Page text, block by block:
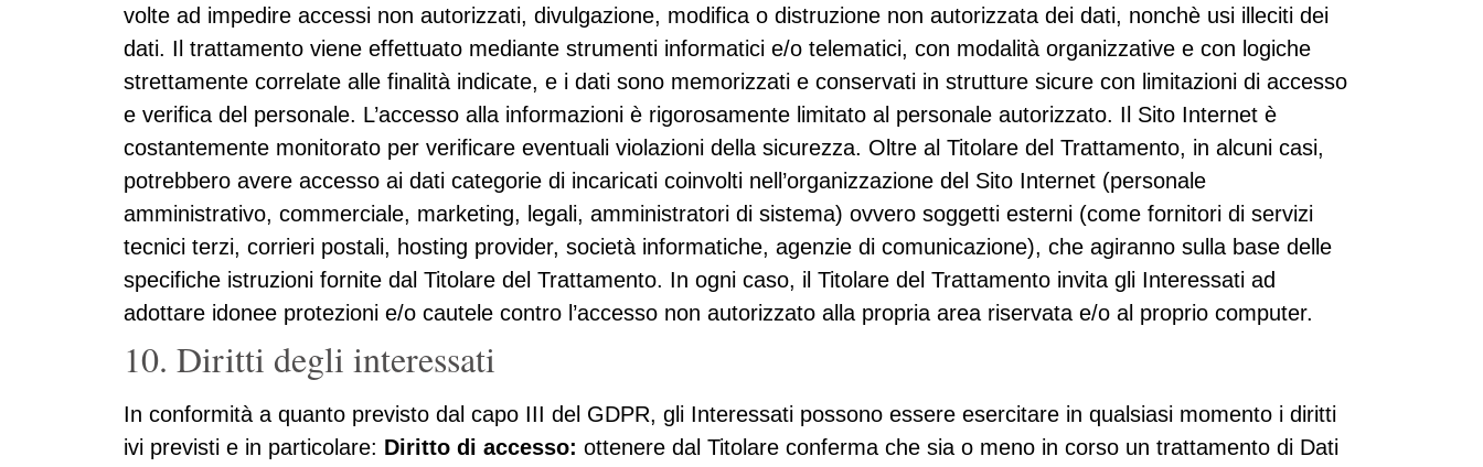
volte ad impedire accessi non autorizzati, divulgazione, modifica o distruzione non autorizzata dei dati, nonchè usi illeciti dei
dati. Il trattamento viene effettuato mediante strumenti informatici e/o telematici, con modalità organizzative e con logiche
strettamente correlate alle finalità indicate, e i dati sono memorizzati e conservati in strutture sicure con limitazioni di accesso
e verifica del personale. L’accesso alla informazioni è rigorosamente limitato al personale autorizzato. Il Sito Internet è
costantemente monitorato per verificare eventuali violazioni della sicurezza. Oltre al Titolare del Trattamento, in alcuni casi,
potrebbero avere accesso ai dati categorie di incaricati coinvolti nell’organizzazione del Sito Internet (personale
amministrativo, commerciale, marketing, legali, amministratori di sistema) ovvero soggetti esterni (come fornitori di servizi
tecnici terzi, corrieri postali, hosting provider, società informatiche, agenzie di comunicazione), che agiranno sulla base delle
specifiche istruzioni fornite dal Titolare del Trattamento. In ogni caso, il Titolare del Trattamento invita gli Interessati ad
adottare idonee protezioni e/o cautele contro l’accesso non autorizzato alla propria area riservata e/o al proprio computer.
10. Diritti degli interessati
In conformità a quanto previsto dal capo III del GDPR, gli Interessati possono essere esercitare in qualsiasi momento i diritti
ivi previsti e in particolare: Diritto di accesso: ottenere dal Titolare conferma che sia o meno in corso un trattamento di Dati